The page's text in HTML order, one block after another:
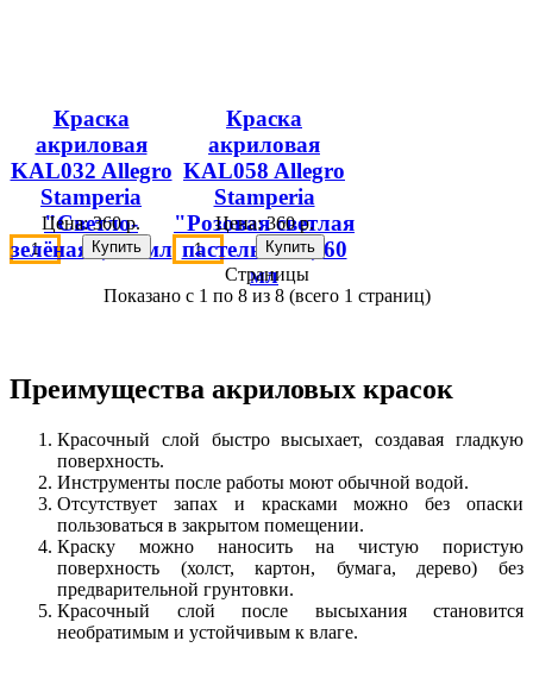
Краска
акриловая
KAL032 Allegro
Stamperia
"Светло-
зелёная", 60 мл
Цена:360 р.
Краска
акриловая
KAL058 Allegro
Stamperia
"Розовая светлая
пастельная", 60
мл
Цена:360 р.
Страницы
Показано с 1 по 8 из 8 (всего 1 страниц)
Преимущества акриловых красок
Красочный слой быстро высыхает, создавая гладкую
поверхность.
Инструменты после работы моют обычной водой.
Отсутствует запах и красками можно без опаски
пользоваться в закрытом помещении.
Краску можно наносить на чистую пористую
поверхность (холст, картон, бумага, дерево) без
предварительной грунтовки.
Красочный слой после высыхания становится
необратимым и устойчивым к влаге.